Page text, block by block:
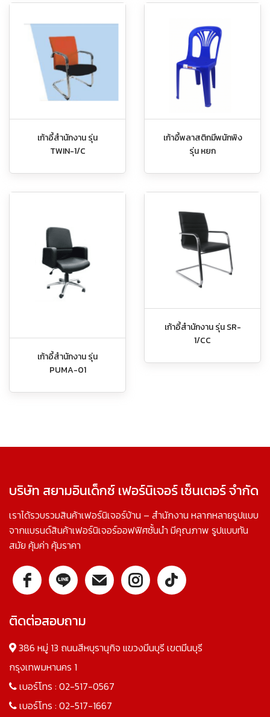
เก้าอี้สำนักงาน รุ่น
TWIN-1/C
เก้าอี้พลาสติกมีพนักพิง
รุ่น หยก
เก้าอี้สำนักงาน รุ่น
PUMA-01
เก้าอี้สำนักงาน รุ่น SR-
1/CC
บริษัท สยามอินเด็กซ์ เฟอร์นิเจอร์ เซ็นเตอร์ จำกัด
เราได้รวบรวมสินค้าเฟอร์นิเจอร์บ้าน – สำนักงาน หลากหลายรูปแบบ
จากแบรนด์สินค้าเฟอร์นิเจอร์ออฟฟิศชั้นนำ มีคุณภาพ รูปแบบทัน
สมัย คุ้มค่า คุ้มราคา
ติดต่อสอบถาม
386 หมู่ 13 ถนนสีหบุรานุกิจ แขวงมีนบุรี เขตมีนบุรี
กรุงเทพมหานคร 1
เบอร์โทร : 02-517-0567
เบอร์โทร : 02-517-1667